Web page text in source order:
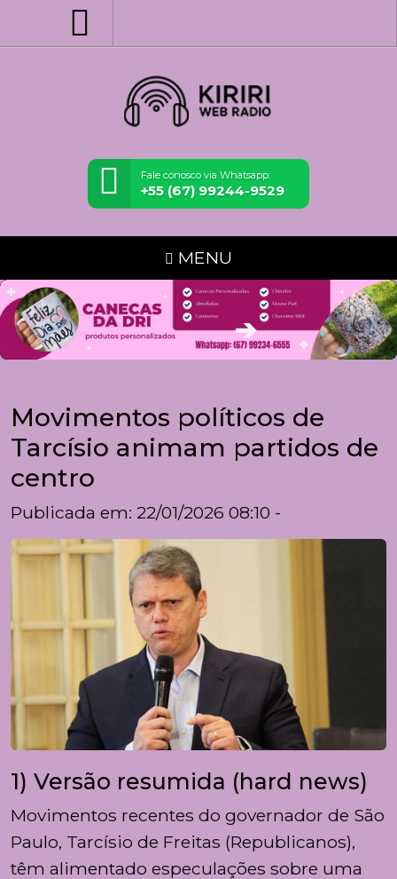
Fale conosco via Whatsapp:
+55 (67) 99244-9529
MENU
Movimentos políticos de
Tarcísio animam partidos de
centro
Publicada em: 22/01/2026 08:10 -
1) Versão resumida (hard news)
Movimentos recentes do governador de São
Paulo, Tarcísio de Freitas (Republicanos),
têm alimentado especulações sobre uma